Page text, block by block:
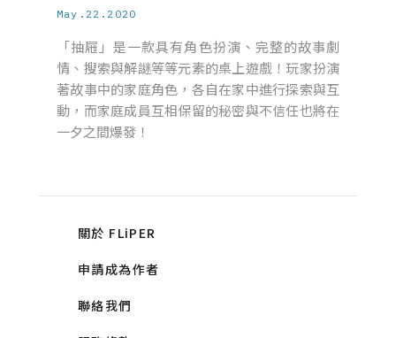
May.22.2020
「抽屜」是一款具有角色扮演、完整的故事劇
情、搜索與解謎等等元素的桌上遊戲！玩家扮演
著故事中的家庭角色，各自在家中進行探索與互
動，而家庭成員互相保留的秘密與不信任也將在
一夕之間爆發！
關於 FLiPER
申請成為作者
聯絡我們